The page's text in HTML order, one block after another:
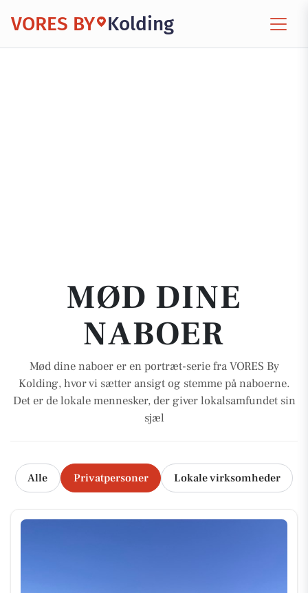
VORES BY Kolding
MØD DINE
NABOER
Mød dine naboer er en portræt-serie fra VORES By
Kolding, hvor vi sætter ansigt og stemme på naboerne.
Det er de lokale mennesker, der giver lokalsamfundet sin
sjæl
Alle Privatpersoner Lokale virksomheder